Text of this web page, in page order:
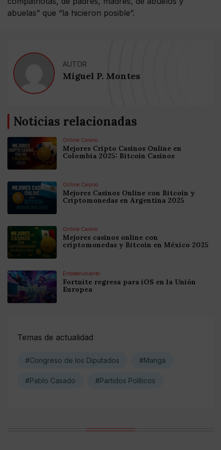
abuelas” que “la hicieron posible”.
AUTOR
Miguel P. Montes
Noticias relacionadas
Online Casino
Mejores Cripto Casinos Online en
Colombia 2025: Bitcoin Casinos
Online Casino
Mejores Casinos Online con Bitcoin y
Criptomonedas en Argentina 2025
Online Casino
Mejores casinos online con
criptomonedas y Bitcoin en México 2025
Entretenimiento
Fortnite regresa para iOS en la Unión
Europea
Temas de actualidad
#Congreso de los Diputados #Manga
#Pablo Casado #Partidos Políticos